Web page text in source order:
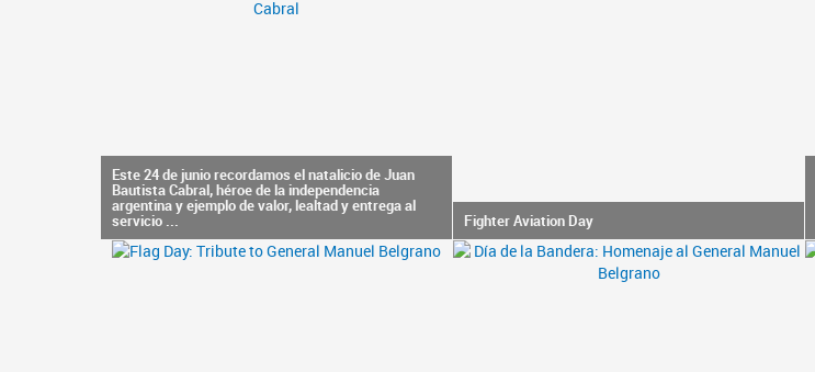
Este 24 de junio recordamos el natalicio de Juan
Bautista Cabral, héroe de la independencia
argentina y ejemplo de valor, lealtad y entrega al
servicio ... Fighter Aviation Day